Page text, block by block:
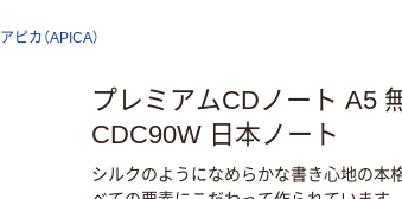
アピカ（APICA）
プレミアムCDノート A5
CDC90W 日本ノート
シルクのようになめらかな書き心地の本